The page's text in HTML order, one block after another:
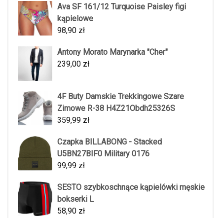
Ava SF 161/12 Turquoise Paisley figi
kąpielowe
98,90 zł
Antony Morato Marynarka "Cher"
239,00 zł
4F Buty Damskie Trekkingowe Szare
Zimowe R-38 H4Z21Obdh25326S
359,99 zł
Czapka BILLABONG - Stacked
U5BN27BIF0 Military 0176
99,99 zł
SESTO szybkoschnące kąpielówki męskie
bokserki L
58,90 zł